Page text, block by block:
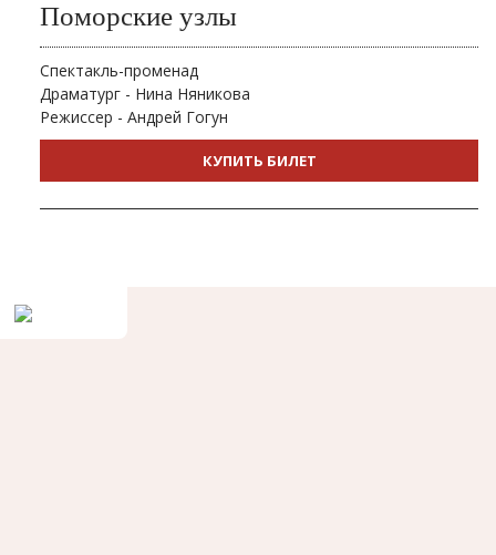
Поморские узлы
Спектакль-променад
Драматург - Нина Няникова
Режиссер - Андрей Гогун
КУПИТЬ БИЛЕТ